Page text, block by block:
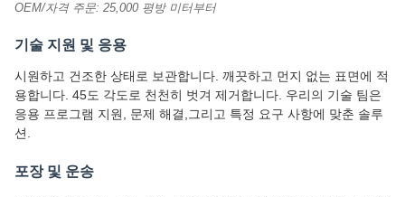
OEM/자격 주문: 25,000 평방 미터부터
기술 지원 및 응용
시원하고 건조한 상태로 보관합니다. 깨끗하고 먼지 없는 표면에 적
용합니다. 45도 각도로 천천히 벗겨 제거합니다. 우리의 기술 팀은
응용 프로그램 지원, 문제 해결,그리고 특정 요구 사항에 맞춘 솔루
션.
포장 및 운송